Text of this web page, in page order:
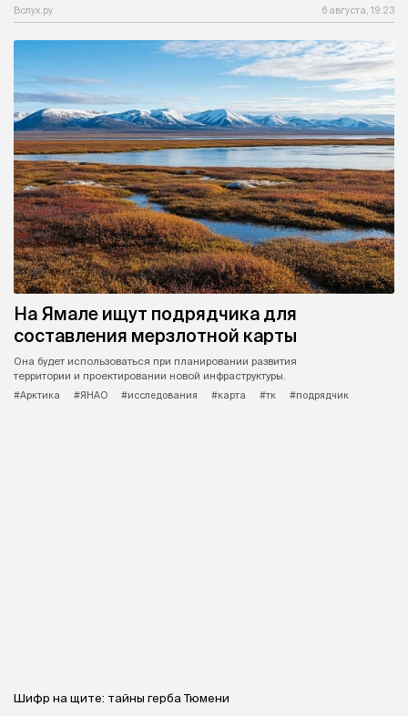
Вслух.ру 6 августа, 19:23
На Ямале ищут подрядчика для
составления мерзлотной карты
Она будет использоваться при планировании развития
территории и проектировании новой инфраструктуры.
#Арктика
#ЯНАО #исследования #карта #тк #подрядчик
Шифр на щите: тайны герба Тюмени